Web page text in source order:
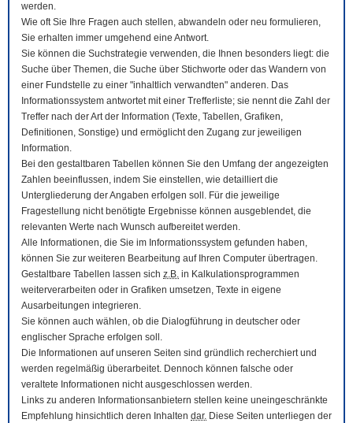
werden.
Wie oft Sie Ihre Fragen auch stellen, abwandeln oder neu formulieren,
Sie erhalten immer umgehend eine Antwort.
Sie können die Suchstrategie verwenden, die Ihnen besonders liegt: die
Suche über Themen, die Suche über Stichworte oder das Wandern von
einer Fundstelle zu einer "inhaltlich verwandten" anderen. Das
Informationssystem antwortet mit einer Trefferliste; sie nennt die Zahl der
Treffer nach der Art der Information (Texte, Tabellen, Grafiken,
Definitionen, Sonstige) und ermöglicht den Zugang zur jeweiligen
Information.
Bei den gestaltbaren Tabellen können Sie den Umfang der angezeigten
Zahlen beeinflussen, indem Sie einstellen, wie detailliert die
Untergliederung der Angaben erfolgen soll. Für die jeweilige
Fragestellung nicht benötigte Ergebnisse können ausgeblendet, die
relevanten Werte nach Wunsch aufbereitet werden.
Alle Informationen, die Sie im Informationssystem gefunden haben,
können Sie zur weiteren Bearbeitung auf Ihren Computer übertragen.
Gestaltbare Tabellen lassen sich z.B. in Kalkulationsprogrammen
weiterverarbeiten oder in Grafiken umsetzen, Texte in eigene
Ausarbeitungen integrieren.
Sie können auch wählen, ob die Dialogführung in deutscher oder
englischer Sprache erfolgen soll.
Die Informationen auf unseren Seiten sind gründlich recherchiert und
werden regelmäßig überarbeitet. Dennoch können falsche oder
veraltete Informationen nicht ausgeschlossen werden.
Links zu anderen Informationsanbietern stellen keine uneingeschränkte
Empfehlung hinsichtlich deren Inhalten dar. Diese Seiten unterliegen der